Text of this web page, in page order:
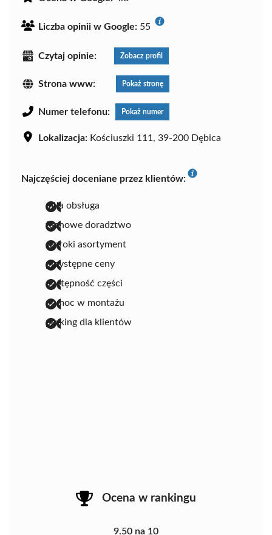
Liczba opinii w Google: 55
Czytaj opinie: Zobacz profil
Strona www: Pokaż stronę
Numer telefonu: Pokaż numer
Lokalizacja: Kościuszki 111, 39-200 Dębica
Najczęściej doceniane przez klientów:
miła obsługa
fachowe doradztwo
szeroki asortyment
przystępne ceny
dostępność części
pomoc w montażu
parking dla klientów
Ocena w rankingu
9.50 na 10